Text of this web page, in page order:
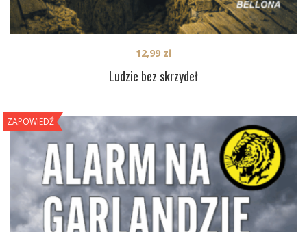
Ludzie bez skrzydeł
12,99 zł
ZAPOWIEDŹ